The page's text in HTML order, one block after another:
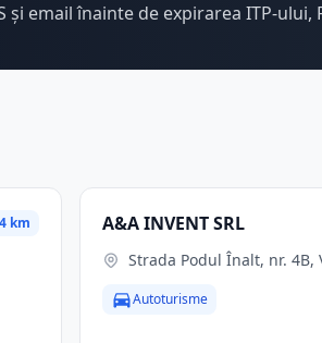
email înainte de expirarea ITP-ului,
km A&A INVENT SRL
Strada Podul Înalt, nr. 4B,
Autoturisme